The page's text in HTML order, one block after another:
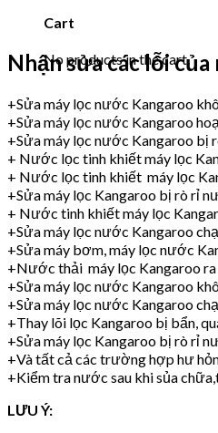
Cart
No products in the cart.
Nhận sửa các lỗi
+Sửa máy lọc nước Kangaroo
+Sửa máy lọc nước Kangaroo
+Sửa máy lọc nước Kangaroo bị
+ Nước lọc tinh khiết máy lọc
+ Nước lọc tinh khiết máy lọc
+Sửa máy lọc Kangaroo bị rò rỉ
+ Nước tinh khiết máy lọc
+Sửa máy lọc nước Kangaroo
+Sửa máy bơm, máy lọc nước
+Nước thải máy lọc Kangaroo
+Sửa máy lọc nước Kangaroo
+Sửa máy lọc nước Kangaroo
+Thay lõi lọc Kangaroo bị bẩn,
+Sửa máy lọc Kangaroo bị rò rỉ
+Và tất cả các trường hợp hư
+Kiểm tra nước sau khi sủa
LƯU Ý: